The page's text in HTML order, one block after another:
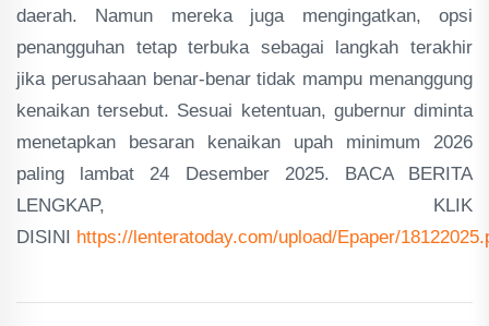
daerah. Namun mereka juga mengingatkan, opsi
penangguhan tetap terbuka sebagai langkah terakhir
jika perusahaan benar-benar tidak mampu menanggung
kenaikan tersebut. Sesuai ketentuan, gubernur diminta
menetapkan besaran kenaikan upah minimum 2026
paling lambat 24 Desember 2025. BACA BERITA
LENGKAP, KLIK
DISINI https://lenteratoday.com/upload/Epaper/